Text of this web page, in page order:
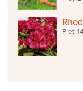
Preț: